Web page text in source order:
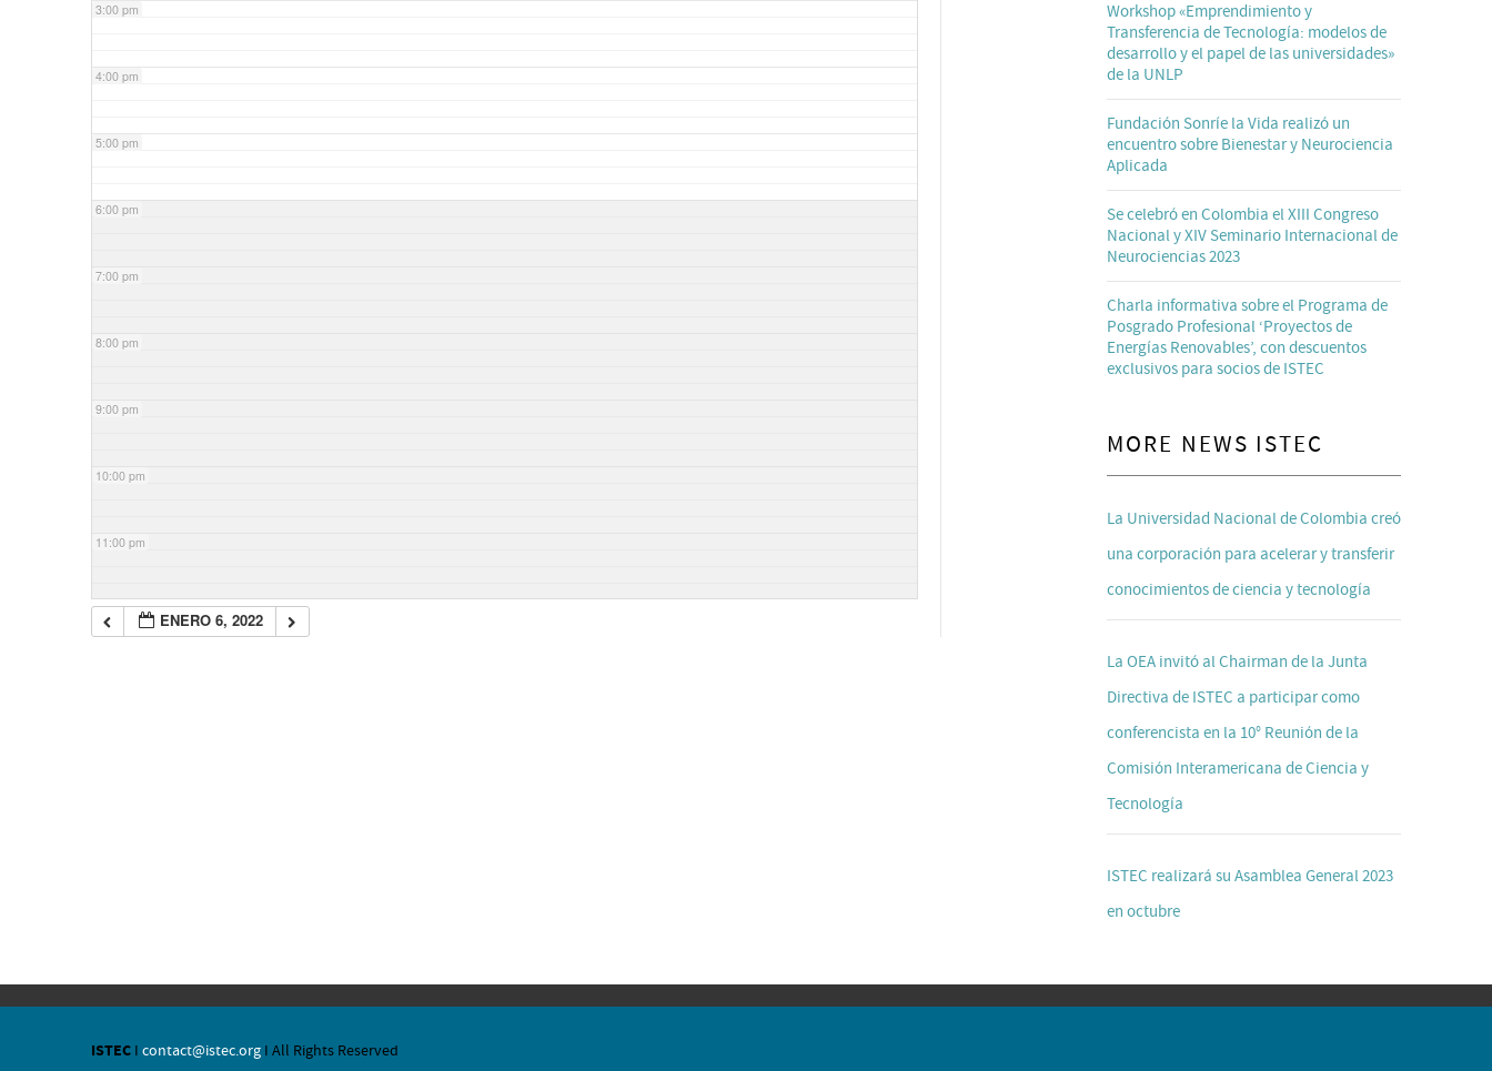
3:00 pm
4:00 pm
5:00 pm
6:00 pm
7:00 pm
8:00 pm
9:00 pm
10:00 pm
11:00 pm
ENERO 6, 2022
Workshop «Emprendimiento y
Transferencia de Tecnología: modelos de
desarrollo y el papel de las universidades»
de la UNLP
Fundación Sonríe la Vida realizó un
encuentro sobre Bienestar y Neurociencia
Aplicada
Se celebró en Colombia el XIII Congreso
Nacional y XIV Seminario Internacional de
Neurociencias 2023
Charla informativa sobre el Programa de
Posgrado Profesional ‘Proyectos de
Energías Renovables’, con descuentos
exclusivos para socios de ISTEC
MORE NEWS ISTEC
La Universidad Nacional de Colombia creó
una corporación para acelerar y transferir
conocimientos de ciencia y tecnología
La OEA invitó al Chairman de la Junta
Directiva de ISTEC a participar como
conferencista en la 10° Reunión de la
Comisión Interamericana de Ciencia y
Tecnología
ISTEC realizará su Asamblea General 2023
en octubre
ISTEC I contact@istec.org I All Rights Reserved